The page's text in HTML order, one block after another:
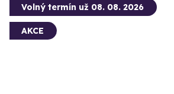
Volný termín už 08. 08. 2026
AKCE